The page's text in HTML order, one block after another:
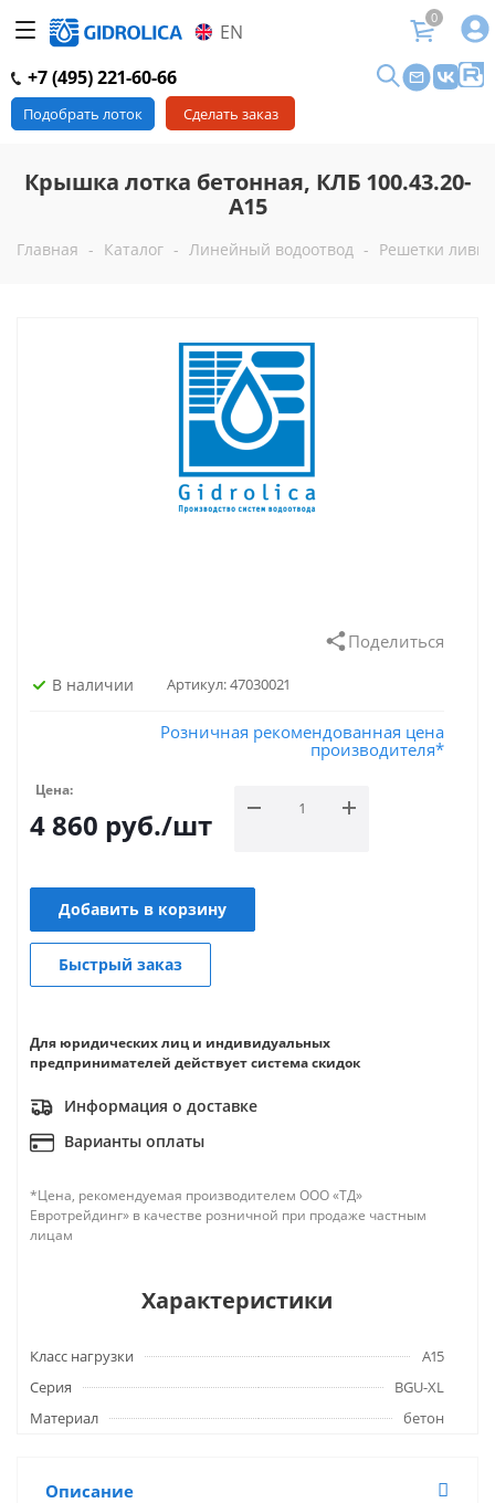
EN
0
+7 (495) 221-60-66
Подобрать лоток Сделать заказ
Крышка лотка бетонная, КЛБ 100.43.20-
A15
Главная - Каталог - Линейный водоотвод - Решетки
Поделиться
В наличии Артикул:47030021
Розничная рекомендованная цена
производителя*
Цена:
4 860 руб./шт
Добавить в корзину
Быстрый заказ
Для юридических лиц и индивидуальных
предпринимателей действует система скидок
Информация о доставке
Варианты оплаты
*Цена, рекомендуемая производителем ООО «ТД»
Евротрейдинг» в качестве розничной при продаже частным
лицам
Характеристики
Класс нагрузки
A15
Серия
BGU-XL
Материал
бетон
Описание